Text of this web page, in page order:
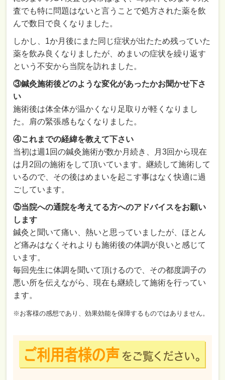
査でも特に問題はないと言うことで処方された薬を飲
んで数日で良くなりました。
しかし、1か月後にまた同じ症状が出たため残っていた
薬を飲み良くなりましたが、めまいの症状を繰り返す
という不安から当院を訪れました。
③鍼灸施術後どのような変化があったかお聞かせ下さ
い
施術後は体全体が温かくなり足取りが軽くなりまし
た。肩の緊張感もなくなりました。
④これまでの経緯を教えて下さい
当初は週1回の鍼灸施術が数か月続き、月3回から現在
は月2回の施術をして頂いています。継続して施術して
いるので、その後はめまいを起こす事はなく快適に過
ごしています。
⑤当院への通院を考えてる方へのアドバイスをお願い
します
鍼灸と聞いて痛い、熱いと思っていましたが、ほとん
ど痛みはなくそれよりも施術後の体調が良いと感じて
います。
毎回先生に体調を聞いて頂けるので、その都度調子の
悪い所を伝えながら、現在も継続して施術を行ってい
ます。
※お客様の感想であり、効果効能を保障するものではありません。